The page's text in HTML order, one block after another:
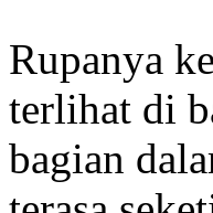
Rupanya
terlihat di
bagian